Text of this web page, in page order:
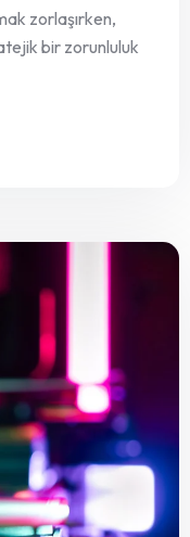
zorlaşırken,
bir zorunluluk